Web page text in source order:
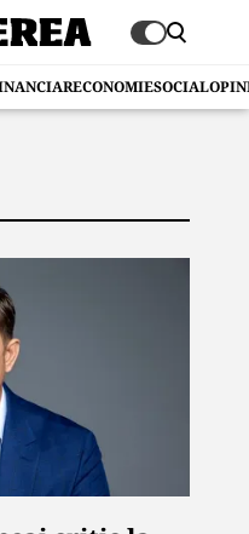
ECONOMIESOCIAL